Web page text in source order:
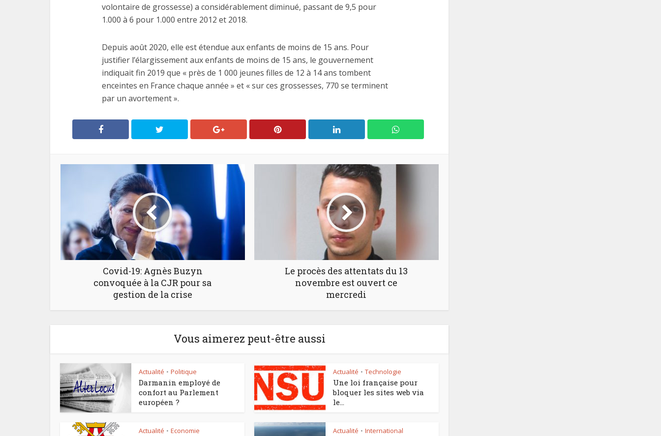
volontaire de grossesse) a considérablement diminué, passant de 9,5 pour
1.000 à 6 pour 1.000 entre 2012 et 2018.
Depuis août 2020, elle est étendue aux enfants de moins de 15 ans. Pour
justifier l’élargissement aux enfants de moins de 15 ans, le gouvernement
indiquait fin 2019 que « près de 1 000 jeunes filles de 12 à 14 ans tombent
enceintes en France chaque année » et « sur ces grossesses, 770 se terminent
par un avortement ».
Covid-19: Agnès Buzyn
convoquée à la CJR pour sa
gestion de la crise
Le procès des attentats du 13
novembre est ouvert ce
mercredi
Vous aimerez peut-être aussi
Actualité • Politique
Darmanin employé de
confort au Parlement
européen ?
Actualité • Technologie
Une loi française pour
bloquer les sites web via
le...
Actualité • Economie Actualité • International